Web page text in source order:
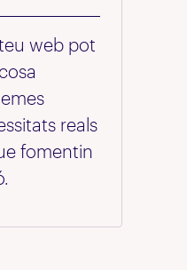
web pot
reals
fomentin